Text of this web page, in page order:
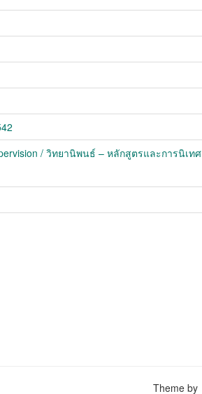
/ วิทยานิพนธ์ – หลักสูตรและการนิเทศ
Theme by